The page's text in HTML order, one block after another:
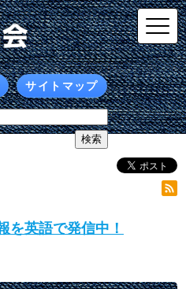
サイトマップ
英語で発信中！